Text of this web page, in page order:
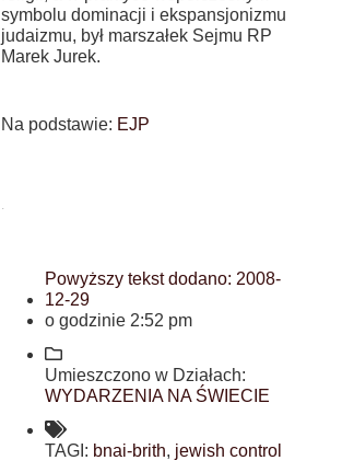
symbolu dominacji i ekspansjonizmu
judaizmu, był marszałek Sejmu RP
Marek Jurek.
Na podstawie: EJP
.
Powyższy tekst dodano: 2008-
12-29
o godzinie 2:52 pm
Umieszczono w Działach:
WYDARZENIA NA ŚWIECIE
TAGI: bnai-brith, jewish control